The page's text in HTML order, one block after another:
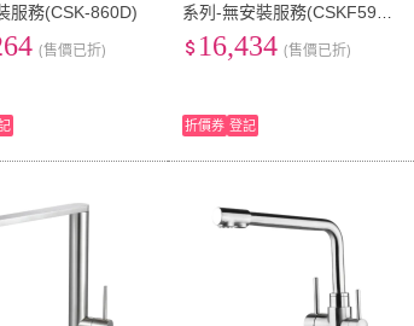
服務(CSK-860D)
(售價已折)
系列-無安裝服務(CSKF594
6) 16,434 (售價已折)
折價券 登記